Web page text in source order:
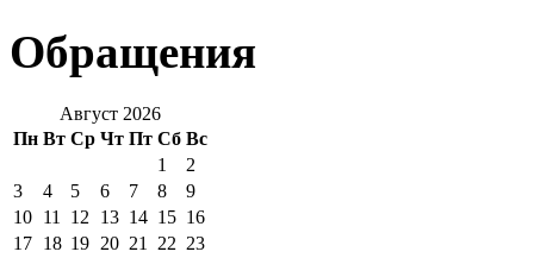
Обращения
Август 2026
Пн Вт Ср Чт Пт Сб Вс
1
2
3
4 5 6 7 8
9
10 11 12 13 14 15 16
17 18 19 20 21 22 23